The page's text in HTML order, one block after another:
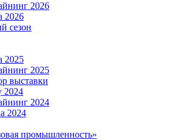
2026
2026
сезон
2025
2025
выставки
2024
2024
2024
промышленность»